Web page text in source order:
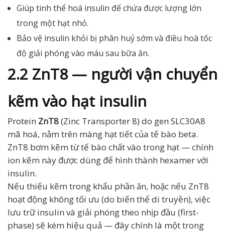
Giúp tinh thể hoá insulin để chứa được lượng lớn
trong một hạt nhỏ.
Bảo vệ insulin khỏi bị phân huỷ sớm và điều hoà tốc
độ giải phóng vào máu sau bữa ăn.
2.2 ZnT8 — người vận chuyển
kẽm vào hạt insulin
Protein ZnT8(Zinc Transporter 8) do gen SLC30A8
mã hoá, nằm trên màng hạt tiết của tế bào beta.
ZnT8 bơm kẽm từ tế bào chất vào trong hạt — chính
ion kẽm này được dùng để hình thành hexamer với
insulin.
Nếu thiếu kẽm trong khẩu phần ăn, hoặc nếu ZnT8
hoạt động không tối ưu (do biến thể di truyền), việc
lưu trữ insulin và giải phóng theo nhịp đầu (first-
phase) sẽ kém hiệu quả — đây chính là một trong